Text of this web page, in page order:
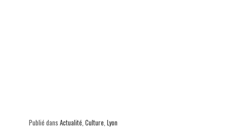
Publié dans Actualité, Culture, Lyon